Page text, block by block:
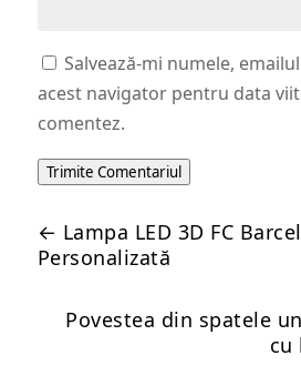
Salvează-mi numele,
acest navigator pentru data
comentez.
Trimite Comentariul
← Lampa LED 3D FC
Personalizată
Povestea din spatele
cu